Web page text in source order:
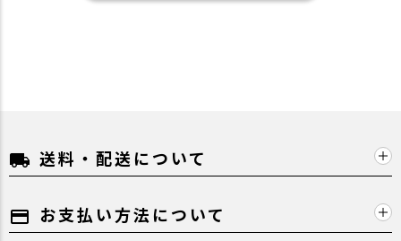
local_shipping 送料・配送について
payment お支払い方法について